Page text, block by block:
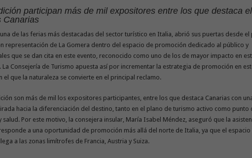
participan más de mil expositores entre los que destaca
Canarias
de las ferias más destacadas del sector turístico en Italia, abrió sus puertas desde el
representación de La Gomera dentro del espacio de promoción dedicado al público y
que se dan cita en este evento, reconocido como uno de los de mayor impacto en
La Consejería de Turismo apuesta así por incrementar la estrategia de promoción en
el que la naturaleza se convierte en el principal reclamo.
son más de mil los expositores participantes, entre los que destaca Canarias con
hacia la diferenciación del destino, tanto en el plano de turismo activo como punto
salud. Por este motivo, la consejera insular, María Isabel Méndez, aseguró que la
a una oportunidad de promoción más allá del norte de Italia, ya que el espacio
a las zonas limítrofes de Francia, Austria y Suiza.